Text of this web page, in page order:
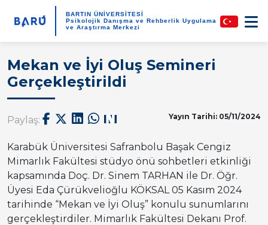
BARTIN ÜNİVERSİTESİ
Psikolojik Danışma ve Rehberlik Uygulama
ve Araştırma Merkezi
Mekan ve İyi Oluş Semineri
Gerçekleştirildi
Paylaş: Yayın Tarihi: 05/11/2024
Karabük Üniversitesi Safranbolu Başak Cengiz
Mimarlık Fakültesi stüdyo önü sohbetleri etkinliği
kapsamında Doç. Dr. Sinem TARHAN ile Dr. Öğr.
Üyesi Eda Çürükvelioğlu KÖKSAL 05 Kasım 2024
tarihinde “Mekan ve İyi Oluş” konulu sunumlarını
gerçekleştirdiler. Mimarlık Fakültesi Dekanı Prof.